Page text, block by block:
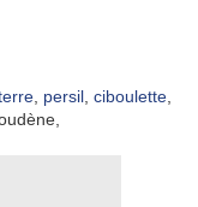
persil ciboulette